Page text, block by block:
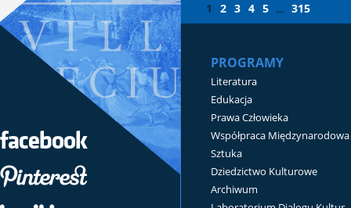
1 2 3 4 5 ... 315
PROGRAMY
Literatura
Edukacja
Prawa Człowieka
Współpraca Międzynarodowa
Sztuka
Dziedzictwo Kulturowe
Archiwum